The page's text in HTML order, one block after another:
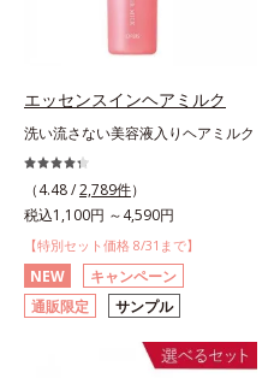
エッセンスインヘアミルク
洗い流さない美容液入りヘアミルク
（4.48 /2,789件）
税込1,100円 ～4,590円
【特別セット価格 8/31まで】
NEW
キャンペーン
通販限定
サンプル